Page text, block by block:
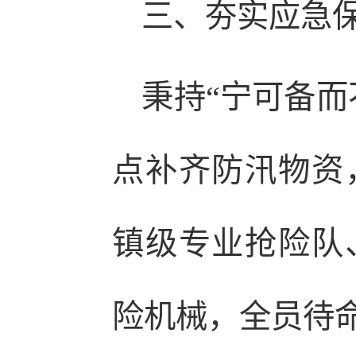
三、夯实应急
秉持“宁可备
点补齐防汛物
镇级专业抢险队
险机械，全员待